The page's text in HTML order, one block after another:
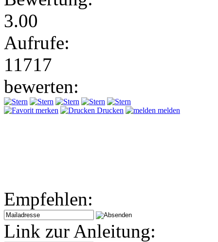
3.00
Aufrufe:
11717
bewerten:
merken Drucken melden
Empfehlen:
Link zur Anleitung: